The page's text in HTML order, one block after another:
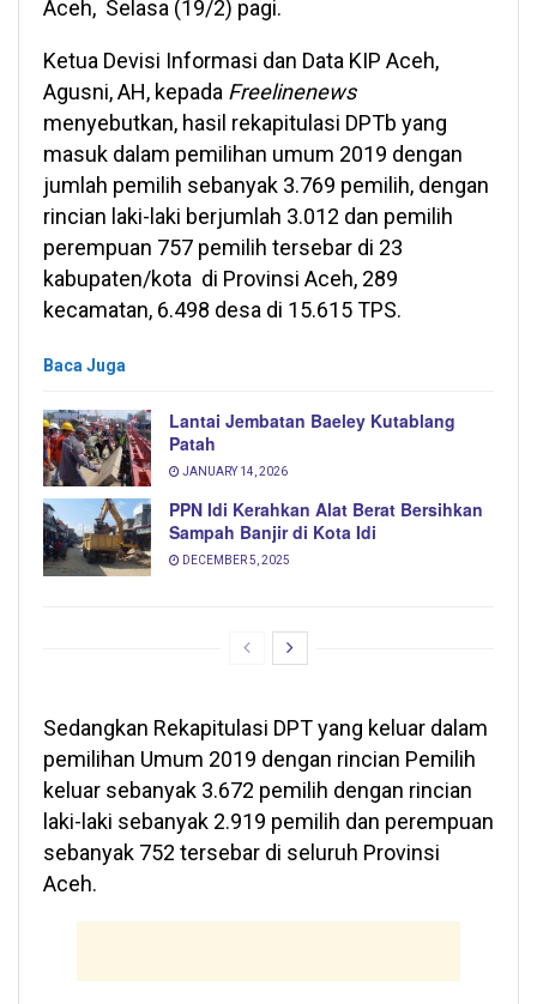
Aceh, Selasa (19/2) pagi.
Ketua Devisi Informasi dan Data KIP Aceh,
Agusni, AH, kepada Freelinenews
menyebutkan, hasil rekapitulasi DPTb yang
masuk dalam pemilihan umum 2019 dengan
jumlah pemilih sebanyak 3.769 pemilih, dengan
rincian laki-laki berjumlah 3.012 dan pemilih
perempuan 757 pemilih tersebar di 23
kabupaten/kota di Provinsi Aceh, 289
kecamatan, 6.498 desa di 15.615 TPS.
Baca Juga
Lantai Jembatan Baeley Kutablang
Patah
JANUARY 14, 2026
PPN Idi Kerahkan Alat Berat Bersihkan
Sampah Banjir di Kota Idi
DECEMBER 5, 2025
Sedangkan Rekapitulasi DPT yang keluar dalam
pemilihan Umum 2019 dengan rincian Pemilih
keluar sebanyak 3.672 pemilih dengan rincian
laki-laki sebanyak 2.919 pemilih dan perempuan
sebanyak 752 tersebar di seluruh Provinsi
Aceh.